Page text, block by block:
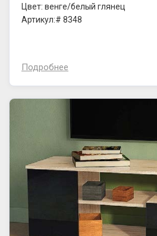
Цвет: венге/белый глянец
Артикул:# 8348
Подробнее